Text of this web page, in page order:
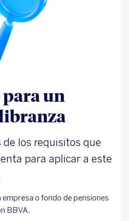
un
de los requisitos que
para aplicar a este
empresa o fondo de pensiones
BBVA.